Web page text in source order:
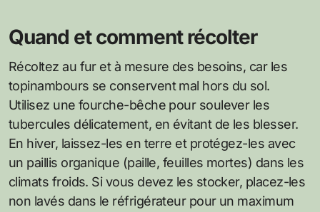
Quand et comment récolter
Récoltez au fur et à mesure des besoins, car les
topinambours se conservent mal hors du sol.
Utilisez une fourche-bêche pour soulever les
tubercules délicatement, en évitant de les blesser.
En hiver, laissez-les en terre et protégez-les avec
un paillis organique (paille, feuilles mortes) dans les
climats froids. Si vous devez les stocker, placez-les
non lavés dans le réfrigérateur pour un maximum